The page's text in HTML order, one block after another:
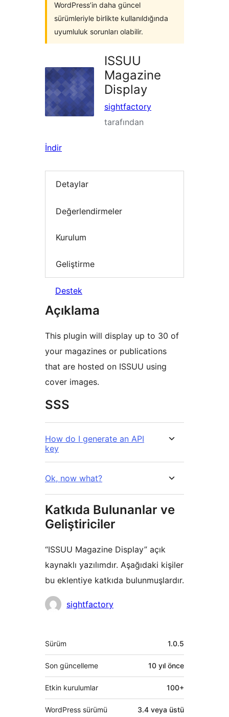
WordPress’in daha güncel
sürümleriyle birlikte kullanıldığında
uyumluluk sorunları olabilir.
ISSUU
Magazine
Display
sightfactory
tarafından
İndir
Detaylar
Değerlendirmeler
Kurulum
Geliştirme
Destek
Açıklama
This plugin will display up to 30 of
your magazines or publications
that are hosted on ISSUU using
cover images.
SSS
How do I generate an API
key
Ok, now what?
Katkıda Bulunanlar ve
Geliştiriciler
“ISSUU Magazine Display” açık
kaynaklı yazılımdır. Aşağıdaki kişiler
bu eklentiye katkıda bulunmuşlardır.
Katkıdasightfactory
Meta
Sürüm 1.0.5
Son güncelleme 10 yıl önce
Etkin kurulumlar 100+
WordPress sürümü 3.4 veya üstü